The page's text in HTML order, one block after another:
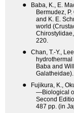
●
Baba, K., E.
Bermudez,
and K. E.
world
220.
●
Chan, T.-Y.,
Baba and
●
Fujikura, K.,
—Biological
Second
487 pp. (in